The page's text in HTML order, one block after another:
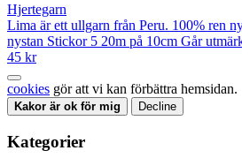
Hjertegarn
Lima är ett ullgarn från Peru. 100% ren
nystan Stickor 5 20m på 10cm Går
45 kr
cookies gör att vi kan förbättra hemsidan.
Kakor är ok för mig Decline
Kategorier